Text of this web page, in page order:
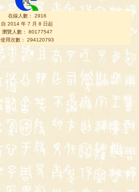
在線人數： 2916
自 2014 年 7 月 8 日起
瀏覽人數： 80177547
使用次數： 294120793